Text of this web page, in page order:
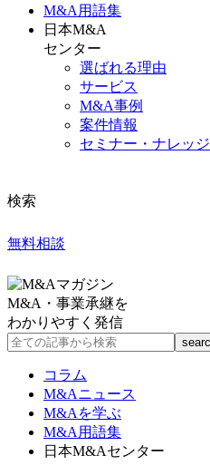
M&A 用語集
日本M&A
センター
選ばれる理由
サービス
M&A事例
案件情報
セミナー・ナレッジ
検索
無料相談
M&A・事業承継を
わかりやすく発信
コラム
M&Aニュース
M&Aを学ぶ
M&A用語集
日本M&Aセンター